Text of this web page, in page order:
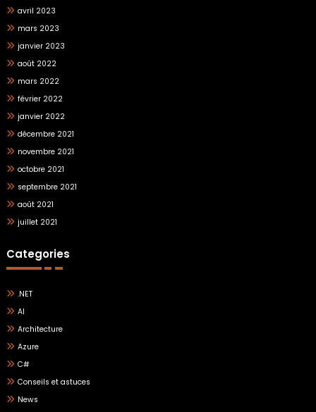
avril 2023
mars 2023
janvier 2023
août 2022
mars 2022
février 2022
janvier 2022
décembre 2021
novembre 2021
octobre 2021
septembre 2021
août 2021
juillet 2021
Categories
.NET
AI
Architecture
Azure
C#
Conseils et astuces
News